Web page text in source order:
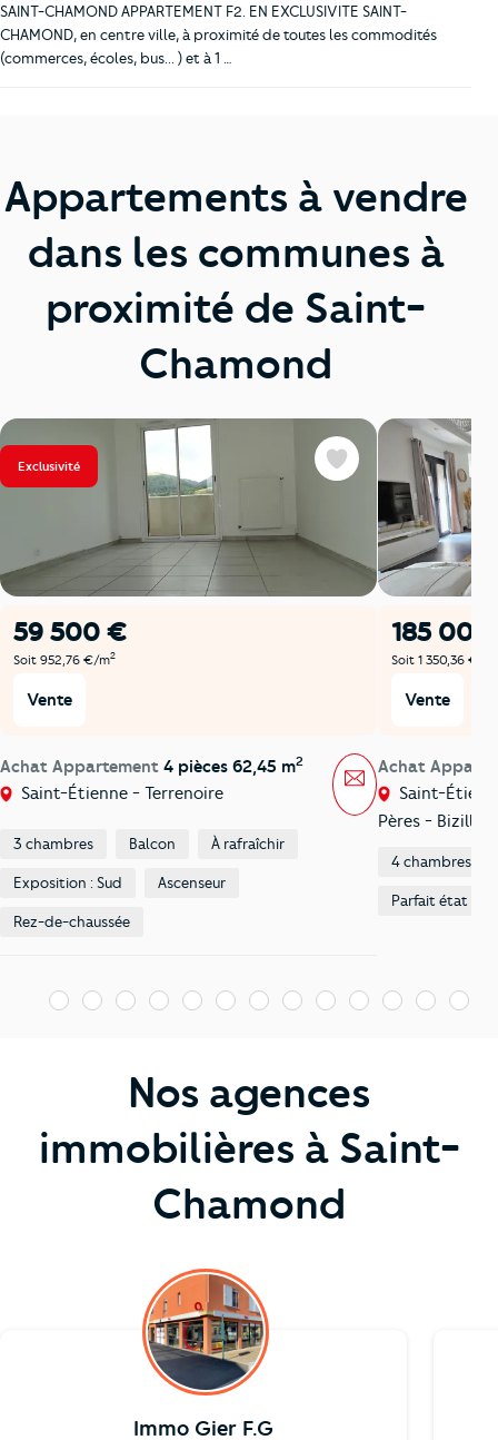
SAINT-CHAMOND APPARTEMENT F2. EN EXCLUSIVITE SAINT-
CHAMOND, en centre ville, à proximité de toutes les commodités
(commerces, écoles, bus... ) et à 1 …
Appartements à vendre
dans les communes à
proximité de Saint-
Chamond
Exclusivité
59 500 €
Soit 952,76 €/m2
Vente
Achat Appartement 4 pièces 62,45 m2
Saint-Étienne - Terrenoire
Favoris
Message
3 chambres Balcon À rafraîchir
Exposition : Sud Ascenseur
Rez-de-chaussée
185
Soit 1 350,36 €/m
Vente
Achat
Saint-
Pères - Bizillon
4 chambres
Parfait état
1 2 3 4 5 6 7 8 9 10 11 12 13
Nos agences
immobilières à Saint-
Chamond
Immo Gier F.G